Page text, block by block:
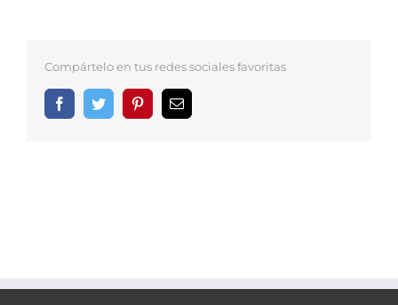
Compártelo en tus redes sociales favoritas
FacebookTwitter PinterestCorreo
electrónico